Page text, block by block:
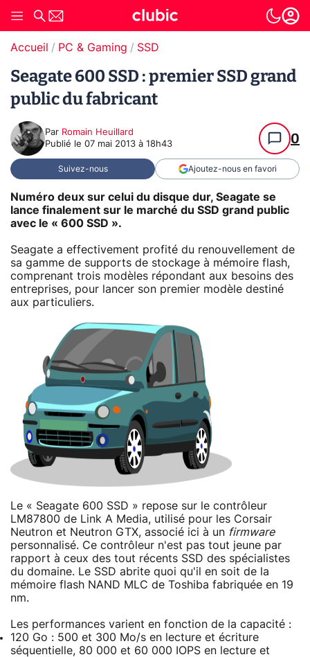
Accueil PC & Gaming SSD
Seagate 600 SSD : premier SSD grand
public du fabricant
Par Romain Heuillard
Publié le 07 mai 2013 à 18h43 0
Suivez-nous Ajoutez-nous en favori
Numéro deux sur celui du disque dur, Seagate se
lance finalement sur le marché du SSD grand public
avec le « 600 SSD ».
Seagate a effectivement profité du renouvellement de
sa gamme de supports de stockage à mémoire flash,
comprenant trois modèles répondant aux besoins des
entreprises, pour lancer son premier modèle destiné
aux particuliers.
Le « Seagate 600 SSD » repose sur le contrôleur
LM87800 de Link A Media, utilisé pour les Corsair
Neutron et Neutron GTX, associé ici à un firmware
personnalisé. Ce contrôleur n'est pas tout jeune par
rapport à ceux des tout récents SSD des spécialistes
du domaine. Le SSD abrite quoi qu'il en soit de la
mémoire flash NAND MLC de Toshiba fabriquée en 19
nm.
Les performances varient en fonction de la capacité :
120 Go : 500 et 300 Mo/s en lecture et écriture
séquentielle, 80 000 et 60 000 IOPS en lecture et